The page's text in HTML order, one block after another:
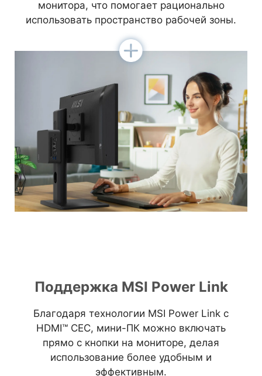
монитора, что помогает рационально
использовать пространство рабочей зоны.
Поддержка MSI Power Link
Благодаря технологии MSI Power Link с
HDMI™ CEC, мини-ПК можно включать
прямо с кнопки на мониторе, делая
использование более удобным и
эффективным.